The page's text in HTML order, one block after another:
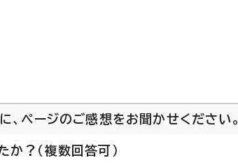
、ページのご感想をお聞かせください。
？（複数回答可）